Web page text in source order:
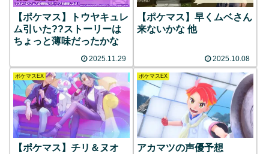
【ポケマス】トウヤキュレ
ム引いた??ストーリーは
ちょっと薄味だったかな
2025.11.29
【ポケマス】早くムベさん
来ないかな 他
2025.10.08
ポケマスEX
【ポケマス】チリ＆ヌオ
ポケマスEX
アカマツの声優予想